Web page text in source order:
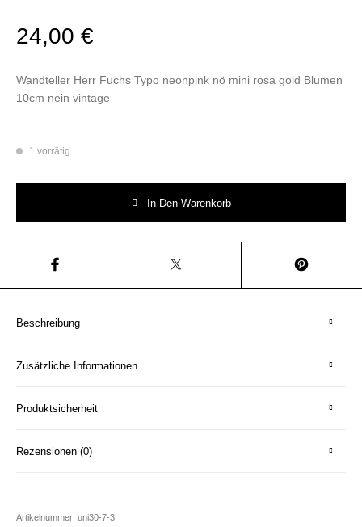
24,00€
Wandteller Herr Fuchs Typo neonpink nö mini rosa gold Blumen
10cm nein vintage
1 vorrätig
In Den Warenkorb
Beschreibung
Zusätzliche Informationen
Produktsicherheit
Rezensionen (0)
Artikelnummer:uni30-7-3